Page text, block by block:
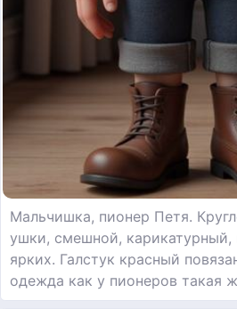
Мальчишка, пионер Петя.
ушки, смешной, карикатурный,
ярких. Галстук красный
одежда как у пионеров такая